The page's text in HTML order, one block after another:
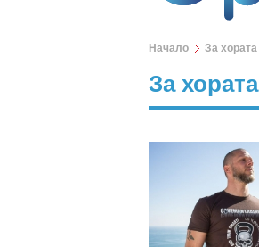
Начало За хората
За хората